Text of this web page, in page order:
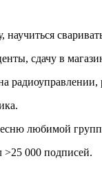
сдачу в
любимой
000 подписей.